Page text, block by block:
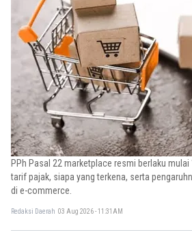
PPh Pasal 22 marketplace resmi berlaku
tarif pajak, siapa yang terkena, serta
di e-commerce.
Redaksi Daerah 03 Aug 2026 - 11:31AM